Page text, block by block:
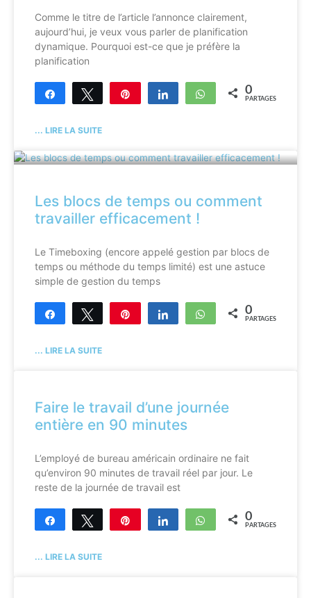
Comme le titre de l’article l’annonce clairement,
aujourd’hui, je veux vous parler de planification
dynamique. Pourquoi est-ce que je préfère la
planification
Partagez Tweetez EnregistrerPartagez WhatsApp
0
PARTAGES
... LIRE LA SUITE
Les blocs de temps ou comment
travailler efficacement !
Le Timeboxing (encore appelé gestion par blocs de
temps ou méthode du temps limité) est une astuce
simple de gestion du temps
Partagez Tweetez EnregistrerPartagez WhatsApp
0
PARTAGES
... LIRE LA SUITE
Faire le travail d’une journée
entière en 90 minutes
L’employé de bureau américain ordinaire ne fait
qu’environ 90 minutes de travail réel par jour. Le
reste de la journée de travail est
Partagez Tweetez EnregistrerPartagez WhatsApp
0
PARTAGES
... LIRE LA SUITE